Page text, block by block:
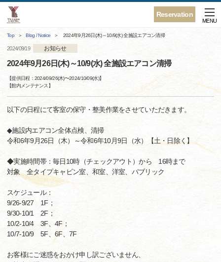
Reservation
MENU
Top Blog / Notice 2024年9月26日(木)～10/9(水) 全施設エアコン清掃
2024/09/19 お知らせ
2024年9月26日(木)～10/9(水) 全施設エアコン清掃
【提供日程：2024/09/26(木)〜2024/10/09(水)】
【館内メンテナンス 】
以下の日程にて客室の保守・整美作業をさせていただきます。
◆施設内エアコン全体点検、清掃
令和6年9月26日（木）～令和6年10月9日（水）【土・日除く】
◆実施時間帯：毎日10時（チェックアウト）から 16時まで
対象 全タイプキャビン室、和室、洋室、パブリック
スケジュール：
9/26-9/27 1F；
9/30-10/1 2F；
10/2-10/4 3F、4F；
10/7-10/9 5F、6F、7F
お客様にご迷惑をおかけ申し訳ございません、